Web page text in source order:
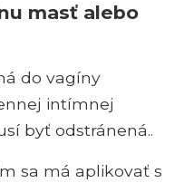
masť alebo
do vagíny
intímnej
byť odstránená..
sa má aplikovať s